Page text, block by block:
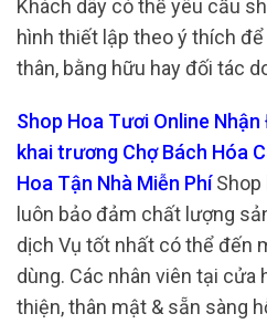
Khách dãy có thể yêu cầu
hình thiết lập theo ý thích
thân, bằng hữu hay đối tác
Shop Hoa Tươi Online
khai trương Chợ Bách Hóa
Hoa Tận Nhà Miễn PhíShop
luôn bảo đảm chất lượng
dịch Vụ tốt nhất có thể đến
dùng. Các nhân viên tại cửa
thiện, thân mật & sẵn sàng